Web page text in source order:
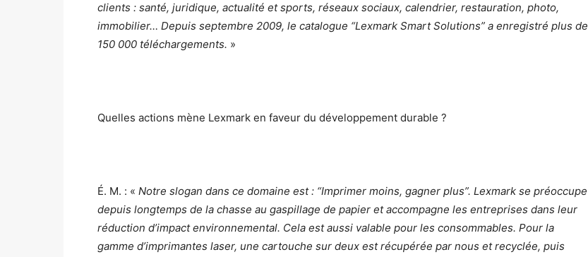
clients : santé, juridique, actualité et sports, réseaux sociaux, calendrier, restauration, photo,
immobilier… Depuis septembre 2009, le catalogue “Lexmark Smart Solutions” a enregistré plus de
150 000 téléchargements. »
Quelles actions mène Lexmark en faveur du développement durable ?
É. M. : « Notre slogan dans ce domaine est : “Imprimer moins, gagner plus”. Lexmark se préoccupe
depuis longtemps de la chasse au gaspillage de papier et accompagne les entreprises dans leur
réduction d’impact environnemental. Cela est aussi valable pour les consommables. Pour la
gamme d’imprimantes laser, une cartouche sur deux est récupérée par nous et recyclée, puis